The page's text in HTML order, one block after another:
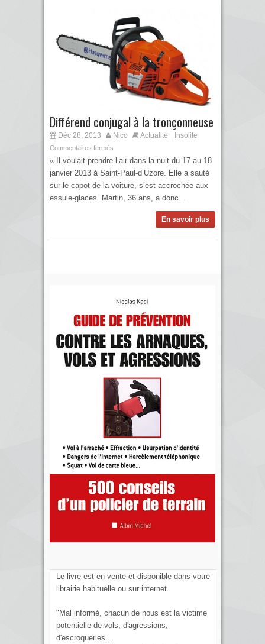
Différend conjugal à la tronçonneuse
Déc 28, 2013 Nico Actualité , Insolite
Commentaires fermés
« Il voulait prendre l’air dans la nuit du 17 au 18
janvier 2013 à Saint-Paul-d’Uzore. Elle a sauté
sur le capot de la voiture, s’est accrochée aux
essuie-glaces. Martin, 36 ans, a donc...
En savoir plus
Le livre est en vente et disponible dans votre
librairie habituelle ou sur internet.
"Mal informé, chacun de nous est la victime
potentielle de vols, d'agressions,
d'escroqueries...